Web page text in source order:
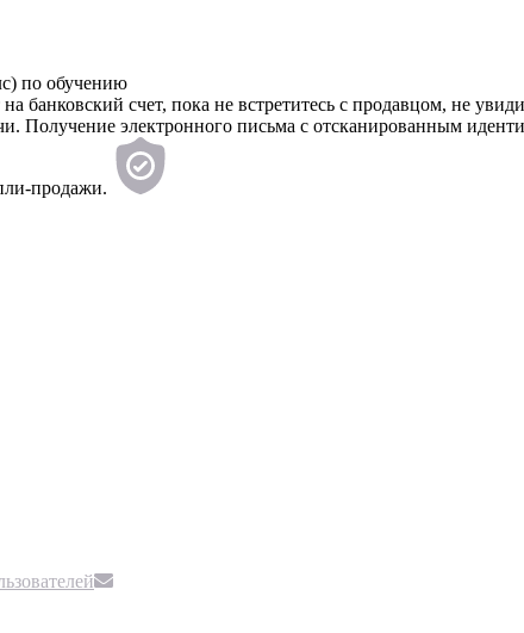
по обучению
на банковский счет, пока не встретитесь с продавцом, не
Получение электронного письма с отсканированным
продажи.